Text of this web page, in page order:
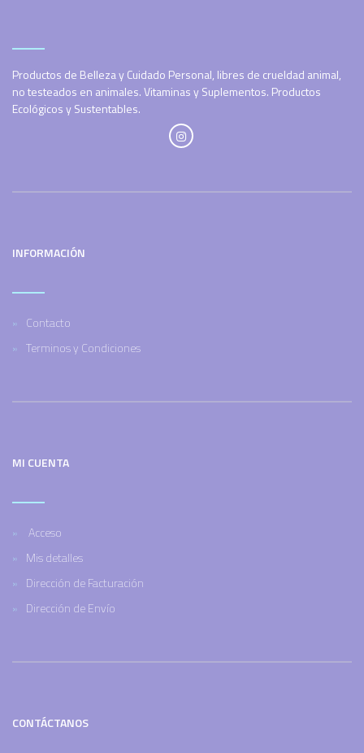
Productos de Belleza y Cuidado Personal, libres de crueldad animal,
no testeados en animales. Vitaminas y Suplementos. Productos
Ecológicos y Sustentables.
INFORMACIÓN
Contacto
Terminos y Condiciones
MI CUENTA
Acceso
Mis detalles
Dirección de Facturación
Dirección de Envío
CONTÁCTANOS